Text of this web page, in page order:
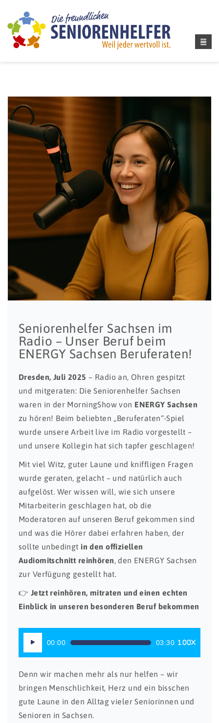
Seniorenhelfer Sachsen im
Radio – Unser Beruf beim
ENERGY Sachsen Beruferaten!
Dresden, Juli 2025 – Radio an, Ohren gespitzt
und mitgeraten: Die Seniorenhelfer Sachsen
waren in der MorningShow von ENERGY Sachsen
zu hören! Beim beliebten „Beruferaten“-Spiel
wurde unsere Arbeit live im Radio vorgestellt –
und unsere Kollegin hat sich tapfer geschlagen!
Mit viel Witz, guter Laune und kniffligen Fragen
wurde geraten, gelacht – und natürlich auch
aufgelöst. Wer wissen will, wie sich unsere
Mitarbeiterin geschlagen hat, ob die
Moderatoren auf unseren Beruf gekommen sind
und was die Hörer dabei erfahren haben, der
sollte unbedingt in den offiziellen
Audiomitschnitt reinhören, den ENERGY Sachsen
zur Verfügung gestellt hat.
👉 Jetzt reinhören, mitraten und einen echten
Einblick in unseren besonderen Beruf bekommen
Audio-
Player
00:00 03:30 1.00x
Denn wir machen mehr als nur helfen – wir
bringen Menschlichkeit, Herz und ein bisschen
gute Laune in den Alltag vieler Seniorinnen und
Senioren in Sachsen.